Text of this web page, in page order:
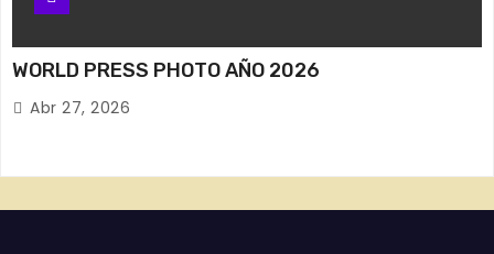
WORLD PRESS PHOTO AÑO 2026
Abr 27, 2026